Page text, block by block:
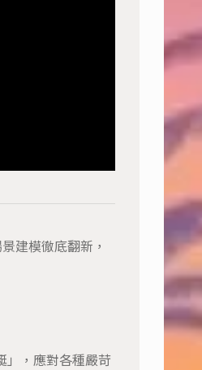
建模徹底翻新，
」，應對各種嚴苛